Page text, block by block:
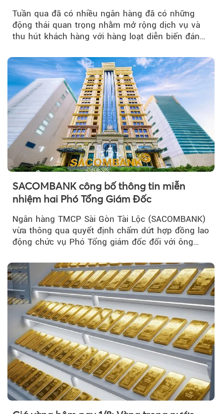
Tuần qua đã có nhiều ngân hàng đã có những
động thái quan trọng nhằm mở rộng dịch vụ và
thu hút khách hàng với hàng loạt diễn biến đáng
SACOMBANK công bố thông tin miễn
nhiệm hai Phó Tổng Giám Đốc
Ngân hàng TMCP Sài Gòn Tài Lộc (SACOMBANK)
vừa thông qua quyết định chấm dứt hợp đồng lao
động chức vụ Phó Tổng giám đốc đối với ông